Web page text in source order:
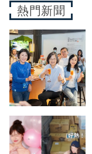
熱門新聞